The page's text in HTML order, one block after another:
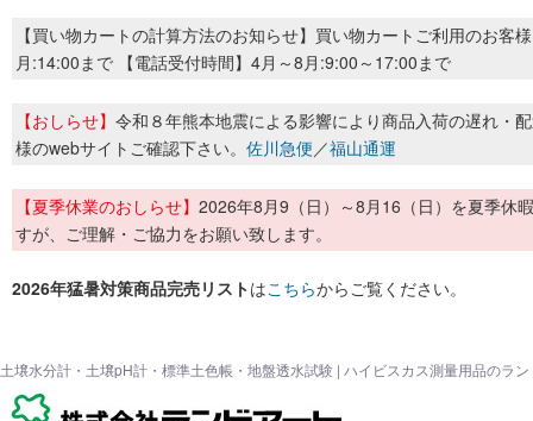
【買い物カートの計算方法のお知らせ】買い物カートご利用のお客
月:14:00まで 【電話受付時間】4月～8月:9:00～17:00まで
【おしらせ】 令和８年熊本地震による影響により商品入荷の遅れ・
様のwebサイトご確認下さい。 佐川急便／福山通運
【夏季休業のおしらせ】 2026年8月9（日）～8月16（日）を夏季休
すが、ご理解・ご協力をお願い致します。
2026年猛暑対策商品完売リストはこちらからご覧ください。
土壌水分計・土壌pH計・標準土色帳・地盤透水試験 | ハイビスカス測量用品のラ